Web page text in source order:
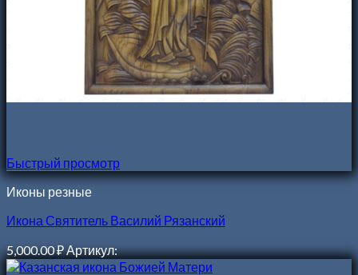
Быстрый просмотр
Иконы резные
Икона Святитель Василий Рязанский
5,000.00₽Артикул: